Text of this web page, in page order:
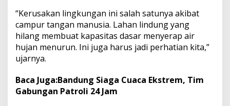
“Kerusakan lingkungan ini salah satunya akibat
campur tangan manusia. Lahan lindung yang
hilang membuat kapasitas dasar menyerap air
hujan menurun. Ini juga harus jadi perhatian kita,”
ujarnya.
Baca Juga:Bandung Siaga Cuaca Ekstrem, Tim
Gabungan Patroli 24 Jam